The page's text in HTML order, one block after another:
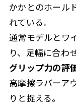
かかとのホール
れている。
通常モデルとワ
り、足幅に合わ
グリップ力の評
高摩擦ラバーア
りと捉える。